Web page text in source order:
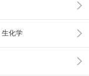
化学